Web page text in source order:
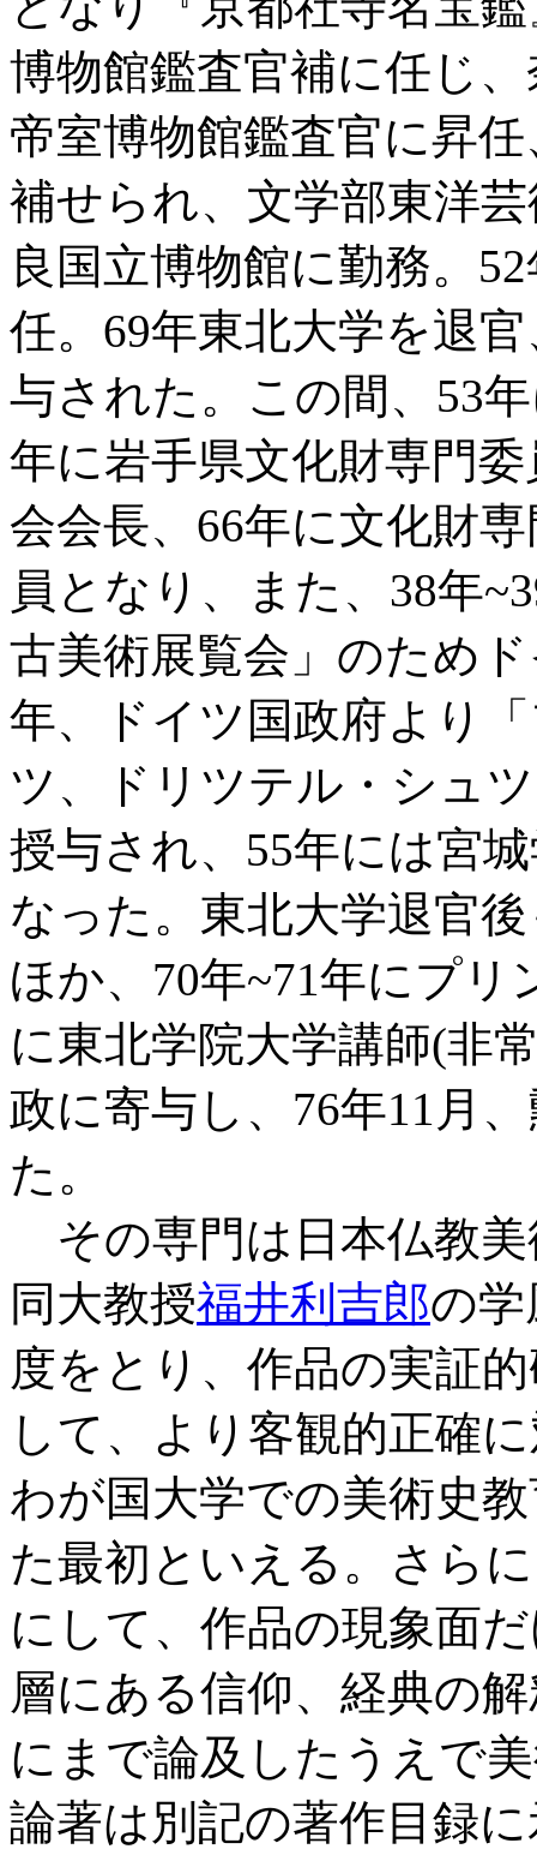
博物館鑑査官補に任じ
帝室博物館鑑査官に昇
補せられ、文学部東洋
良国立博物館に勤務。
任。69年東北大学を退
与された。この間、53
年に岩手県文化財専門
会会長、66年に文化財
員となり、また、38年
古美術展覧会」のため
年、ドイツ国政府より
ツ、ドリツテル・シュ
授与され、55年には宮
なった。東北大学退官
ほか、70年~71年にプリ
に東北学院大学講師(非
政に寄与し、76年11月
た。
その専門は日本仏教美
同大教授福井利吉郎の
度をとり、作品の実証
して、より客観的正確
わが国大学での美術史
た最初といえる。さら
にして、作品の現象面
層にある信仰、経典の
にまで論及したうえで
論著は別記の著作目録